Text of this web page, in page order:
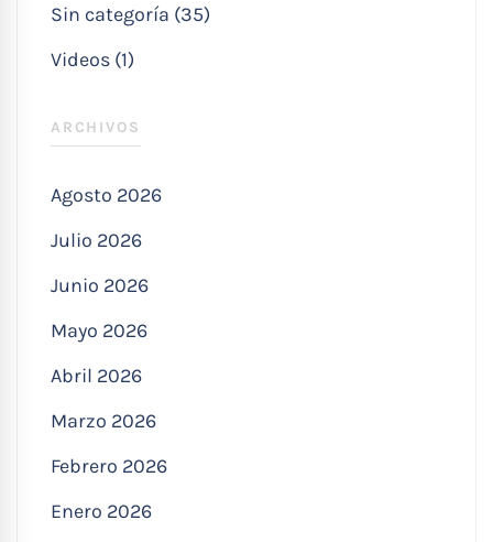
Sin categoría (35)
Videos (1)
ARCHIVOS
Agosto 2026
Julio 2026
Junio 2026
Mayo 2026
Abril 2026
Marzo 2026
Febrero 2026
Enero 2026